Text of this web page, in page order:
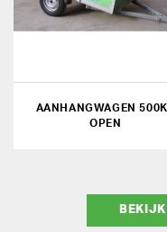
AANHANGWAGEN
OPEN